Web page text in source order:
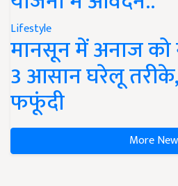
Lifestyle
मानसून में अनाज
3 आसान घरेलू
फफूंदी
More